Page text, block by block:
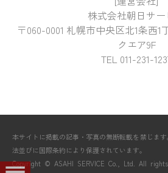
株式会社朝日サー
〒060-0001 札幌市中央区北1条西
クエア9F
TEL 011-231-
本サイトに掲載の記事・写真の無断転載を禁じま
法並びに国際条約により保護されています。
Copyright © ASAHI SERVICE Co., Ltd. All